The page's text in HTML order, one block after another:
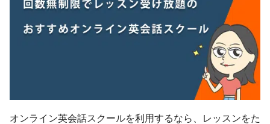
オンライン英会話スクールを利用するなら、レッスンをた